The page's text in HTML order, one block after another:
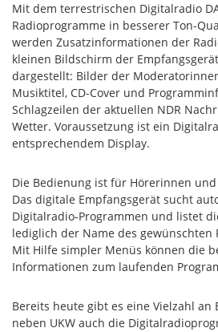
Mit dem terrestrischen Digitalradio
Radioprogramme in besserer Ton-
werden Zusatzinformationen der
kleinen Bildschirm der
dargestellt: Bilder der
Musiktitel, CD-Cover und
Schlagzeilen der aktuellen NDR
Wetter. Voraussetzung ist ein
entsprechendem Display.
Die Bedienung ist für Hörerinnen
Das digitale Empfangsgerät sucht
Digitalradio-Programmen und listet
lediglich der Name des gewünschten
Mit Hilfe simpler Menüs können die
Informationen zum laufenden
Bereits heute gibt es eine Vielzahl an
neben UKW auch die